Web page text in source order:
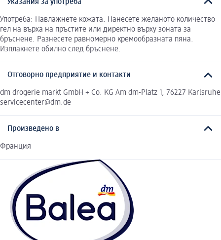
Указания за употреба
Употреба: Навлажнете кожата. Нанесете желаното количество
гел на върха на пръстите или директно върху зоната за
бръснене. Разнесете равномерно кремообразната пяна.
Изплакнете обилно след бръснене.
Отговорно предприятие и контакти
dm drogerie markt GmbH + Co. KG Am dm-Platz 1, 76227 Karlsruhe
servicecenter@dm.de
Произведено в
Франция